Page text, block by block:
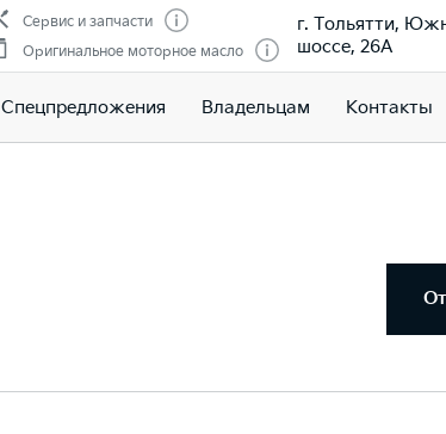
Сервис и запчасти
Оригинальное моторное масло
г. Тольятти,
шоссе, 26А
Спецпредложения Владельцам Контакты